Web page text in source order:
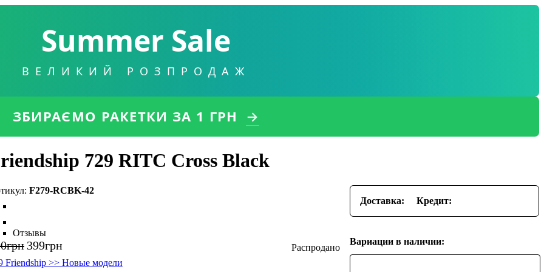
Summer Sale
ВЕЛИКИЙ РОЗПРОДАЖ
ЗБИРАЄМО РАКЕТКИ ЗА 1 ГРН →
729 RITC Cross Black
F279-RCBK-42
Отзывы
грн 399грн
Friendship >> Новые модели
Доставка: Кредит:
Вариации в наличии: